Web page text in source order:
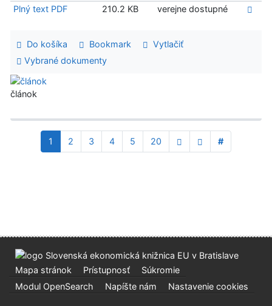
Plný text PDF
210.2 KB verejne dostupné
Do košíka Bookmark
Vytlačiť
Vybrané dokumenty
článok
1 2 3 4 5 20 #
Mapa stránok Prístupnosť
Súkromie
Modul OpenSearch
Napíšte nám Nastavenie cookies